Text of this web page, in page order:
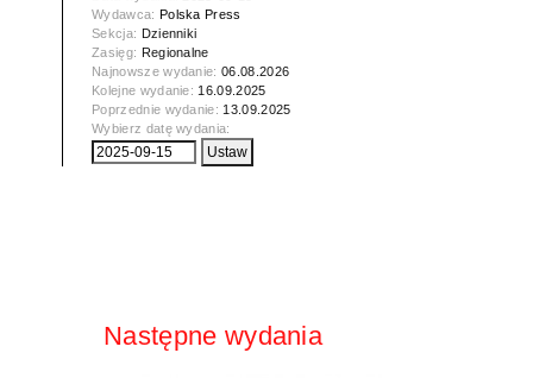
Wydawca: Polska Press
Sekcja: Dzienniki
Zasięg: Regionalne
Najnowsze wydanie:06.08.2026
Kolejne wydanie: 16.09.2025
Poprzednie wydanie: 13.09.2025
Wybierz datę wydania:
Następne wydania